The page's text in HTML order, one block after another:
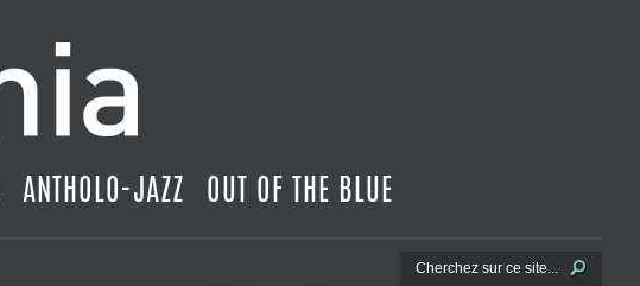
ANTHOLO-JAZZ OUT OF THE BLUE